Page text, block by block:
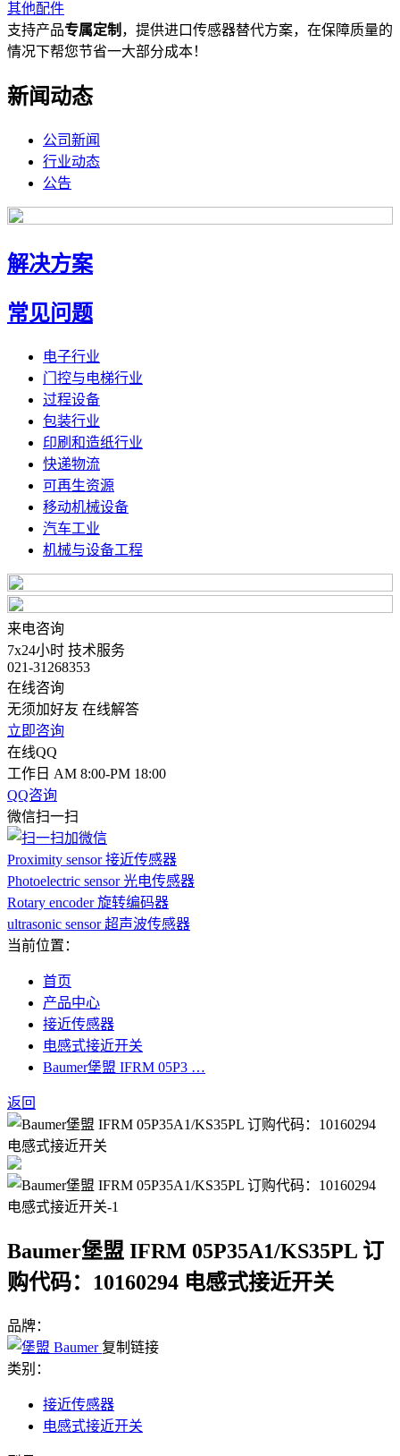
其他配件
支持产品专属定制 ，提供进口传感器替代方案，在保障质量的
情况下帮您节省一大部分成本！
新闻动态
公司新闻
行业动态
公告
解决方案
常见问题
电子行业
门控与电梯行业
过程设备
包装行业
印刷和造纸行业
快递物流
可再生资源
移动机械设备
汽车工业
机械与设备工程
来电咨询
7x24小时 技术服务
021-31268353
在线咨询
无须加好友 在线解答
立即咨询
在线QQ
工作日 AM 8:00-PM 18:00
QQ咨询
微信扫一扫
Proximity sensor 接近传感器
Photoelectric sensor 光电传感器
Rotary encoder 旋转编码器
ultrasonic sensor 超声波传感器
当前位置：
首页
产品中心
接近传感器
电感式接近开关
Baumer堡盟 IFRM 05P3 …
返回
Baumer堡盟 IFRM 05P35A1/KS35PL 订
购代码：10160294 电感式接近开关
品牌：
复制链接
类别：
接近传感器
电感式接近开关